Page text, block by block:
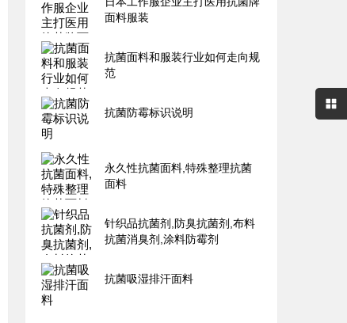
面料服装
抗菌面料和服装行业如何走向规
范
抗菌防霉标识说明
永久性抗菌面料,特殊整理抗菌
面料
针织品抗菌剂,防臭抗菌剂,布料
抗菌消臭剂,涂料防霉剂
抗菌吸湿排汗面料